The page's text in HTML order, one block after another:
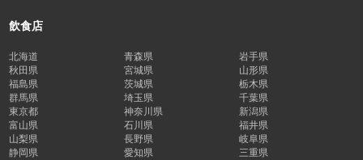
飲食店
北海道 青森県
岩手県
秋田県
宮城県
山形県
福島県
茨城県
栃木県
群馬県
埼玉県
千葉県
東京都
神奈川県
新潟県
富山県
石川県
福井県
山梨県
長野県
岐阜県
静岡県
愛知県
三重県